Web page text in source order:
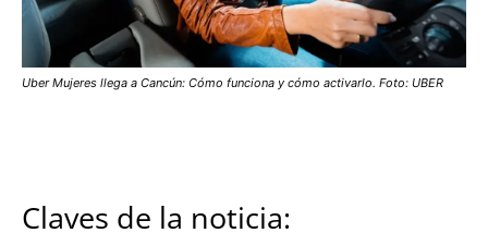
Uber Mujeres llega a Cancún: Cómo funciona y cómo activarlo. Foto: UBER
Claves de la noticia: